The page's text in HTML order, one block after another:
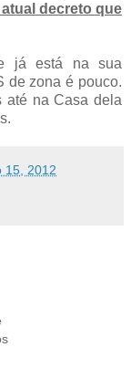
decreto que
já está na sua
de zona é pouco.
até na Casa dela
15, 2012